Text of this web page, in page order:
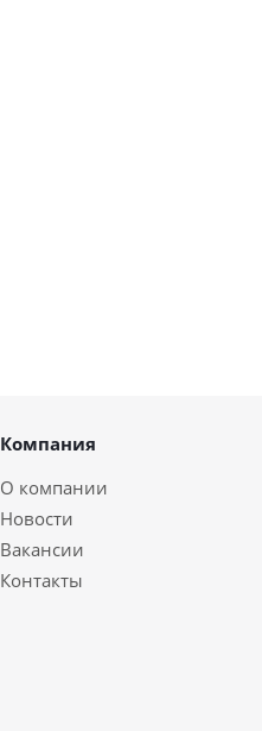
Компания
О компании
Новости
Вакансии
Контакты